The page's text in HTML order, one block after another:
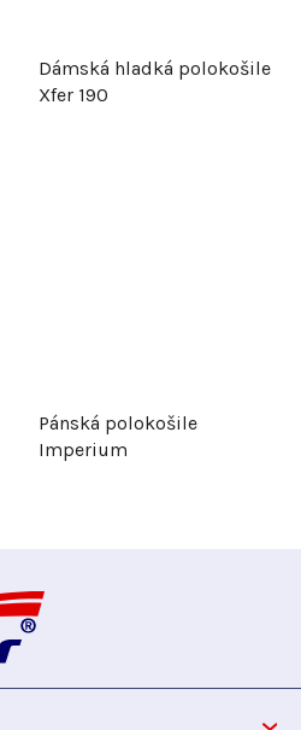
Dámská hladká polokošile
Xfer 190
Pánská polokošile
Imperium